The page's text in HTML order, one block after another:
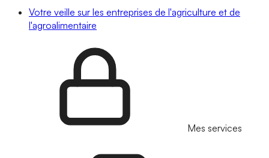
Votre veille sur les entreprises de l'agriculture et de
l'agroalimentaire
Mes services